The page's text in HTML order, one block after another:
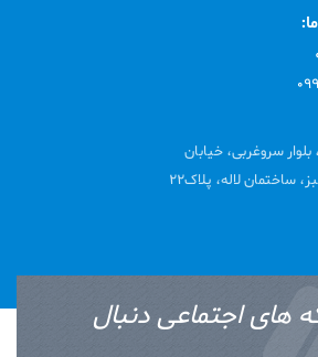
سروغربی، خیابان
لاله، پلاک22
های اجتماعی دنبال